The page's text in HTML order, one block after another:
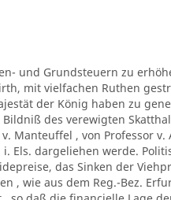
und Grundsteuern zu
mit vielfachen Ruthen
der König haben zu
des verewigten
Manteuffel , von Professor
Els. dargeliehen werde.
das Sinken der
, wie aus dem Reg.-Bez.